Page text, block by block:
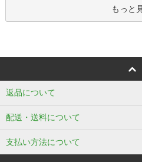
もっと
返品について
配送・送料について
支払い方法について